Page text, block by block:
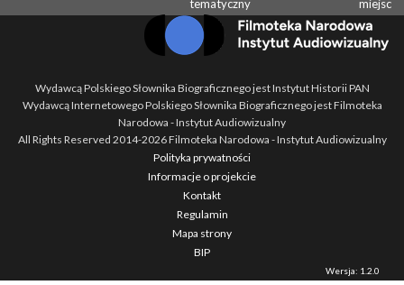
tematyczny
miejsc
Wydawcą Polskiego Słownika Biograficznego jest Instytut Historii PAN
Wydawcą Internetowego Polskiego Słownika Biograficznego jest Filmoteka
Narodowa - Instytut Audiowizualny
All Rights Reserved 2014-2026Filmoteka Narodowa - Instytut Audiowizualny
Polityka prywatności
Informacje o projekcie
Kontakt
Regulamin
Mapa strony
BIP
Wersja: 1.2.0